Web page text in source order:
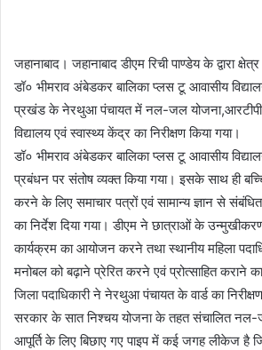
जहानाबाद। जहानाबाद डीएम रिची पाण्डेय के द्वारा
डॉ० भीमराव अंबेडकर बालिका प्लस टू आवासीय
प्रखंड के नेरथुआ पंचायत में नल-जल
विद्यालय एवं स्वास्थ्य केंद्र का निरीक्षण किया गया।
डॉ० भीमराव अंबेडकर बालिका प्लस टू आवासीय
प्रबंधन पर संतोष व्यक्त किया गया। इसके साथ ही
करने के लिए समाचार पत्रों एवं सामान्य ज्ञान से
का निर्देश दिया गया। डीएम ने छात्राओं के
कार्यक्रम का आयोजन करने तथा स्थानीय महिला
मनोबल को बढ़ाने प्रेरित करने एवं प्रोत्साहित कराने का
जिला पदाधिकारी ने नेरथुआ पंचायत के वार्ड का
सरकार के सात निश्चय योजना के तहत संचालित नल-
आपूर्ति के लिए बिछाए गए पाइप में कई जगह लीकेज है